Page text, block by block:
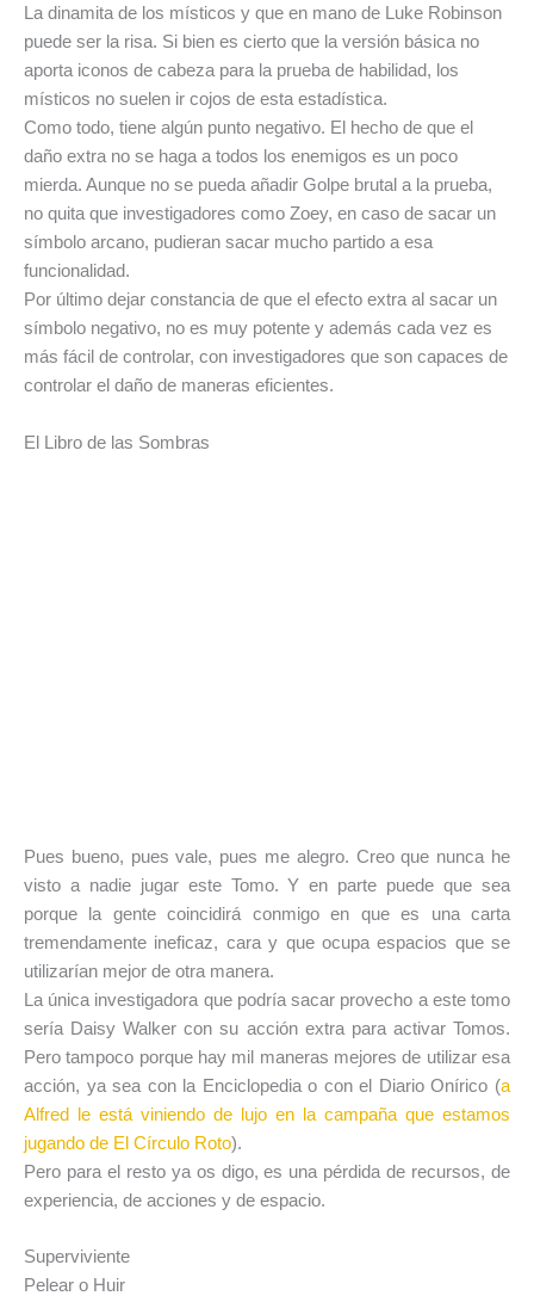
La dinamita de los místicos y que en mano de Luke Robinson
puede ser la risa. Si bien es cierto que la versión básica no
aporta iconos de cabeza para la prueba de habilidad, los
místicos no suelen ir cojos de esta estadística.
Como todo, tiene algún punto negativo. El hecho de que el
daño extra no se haga a todos los enemigos es un poco
mierda. Aunque no se pueda añadir Golpe brutal a la prueba,
no quita que investigadores como Zoey, en caso de sacar un
símbolo arcano, pudieran sacar mucho partido a esa
funcionalidad.
Por último dejar constancia de que el efecto extra al sacar un
símbolo negativo, no es muy potente y además cada vez es
más fácil de controlar, con investigadores que son capaces de
controlar el daño de maneras eficientes.
El Libro de las Sombras
Pues bueno, pues vale, pues me alegro. Creo que nunca he
visto a nadie jugar este Tomo. Y en parte puede que sea
porque la gente coincidirá conmigo en que es una carta
tremendamente ineficaz, cara y que ocupa espacios que se
utilizarían mejor de otra manera.
La única investigadora que podría sacar provecho a este tomo
sería Daisy Walker con su acción extra para activar Tomos.
Pero tampoco porque hay mil maneras mejores de utilizar esa
acción, ya sea con la Enciclopedia o con el Diario Onírico (a
Alfred le está viniendo de lujo en la campaña que estamos
jugando de El Círculo Roto).
Pero para el resto ya os digo, es una pérdida de recursos, de
experiencia, de acciones y de espacio.
Superviviente
Pelear o Huir